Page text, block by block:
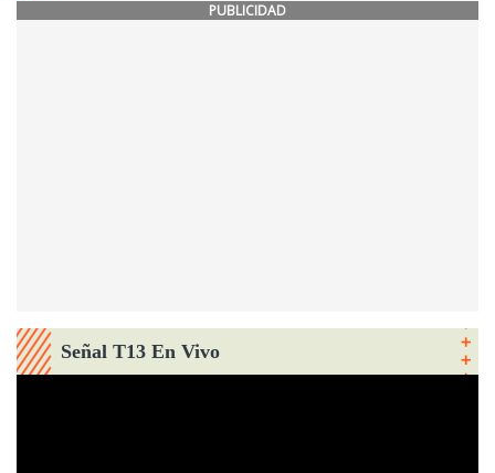
PUBLICIDAD
Señal T13 En Vivo